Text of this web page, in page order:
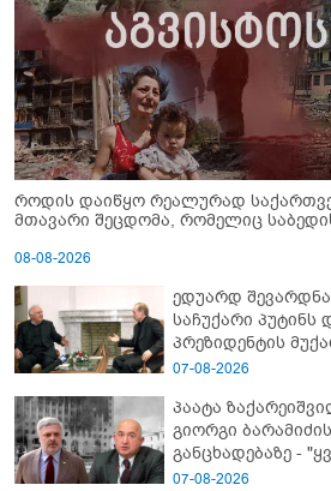
როდის დაიწყო რეალურად
მთავარი შეცდომა, რომელიც
08-08-2026
ედუარდ
საჩუქარი პუტინს
პრეზიდენტის
შემდეგ აასრულა
07-08-2026
პაატა
გიორგი
განცხადებაზე -
დეტალურად
07-08-2026